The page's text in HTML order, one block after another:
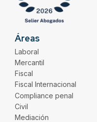
Áreas
Laboral
Mercantil
Fiscal
Fiscal Internacional
Compliance penal
Civil
Mediación